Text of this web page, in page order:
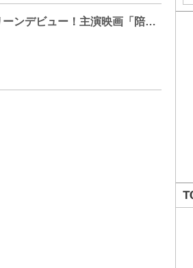
【Photo】パク・ヒョンシク、いよいよスクリーンデビュー！主演映画「陪審員たち」制作報告会見